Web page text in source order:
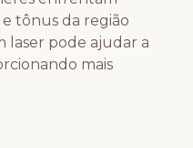
tônus da região
laser pode ajudar a
mais